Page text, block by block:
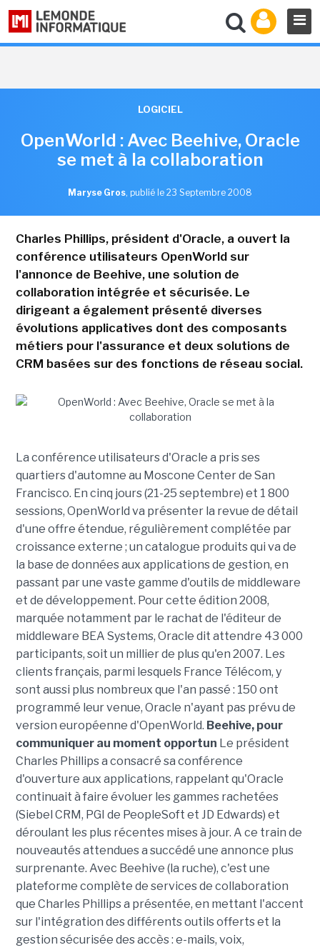
LOGICIEL
OpenWorld : Avec Beehive, Oracle
se met à la collaboration
Maryse Gros, publié le 23 Septembre 2008
Charles Phillips, président d'Oracle, a ouvert la
conférence utilisateurs OpenWorld sur
l'annonce de Beehive, une solution de
collaboration intégrée et sécurisée. Le
dirigeant a également présenté diverses
évolutions applicatives dont des composants
métiers pour l'assurance et deux solutions de
CRM basées sur des fonctions de réseau social.
La conférence utilisateurs d'Oracle a pris ses
quartiers d'automne au Moscone Center de San
Francisco. En cinq jours (21-25 septembre) et 1 800
sessions, OpenWorld va présenter la revue de détail
d'une offre étendue, régulièrement complétée par
croissance externe ; un catalogue produits qui va de
la base de données aux applications de gestion, en
passant par une vaste gamme d'outils de middleware
et de développement. Pour cette édition 2008,
marquée notamment par le rachat de l'éditeur de
middleware BEA Systems, Oracle dit attendre 43 000
participants, soit un millier de plus qu'en 2007. Les
clients français, parmi lesquels France Télécom, y
sont aussi plus nombreux que l'an passé : 150 ont
programmé leur venue, Oracle n'ayant pas prévu de
version européenne d'OpenWorld. Beehive, pour
communiquer au moment opportun Le président
Charles Phillips a consacré sa conférence
d'ouverture aux applications, rappelant qu'Oracle
continuait à faire évoluer les gammes rachetées
(Siebel CRM, PGI de PeopleSoft et JD Edwards) et
déroulant les plus récentes mises à jour. A ce train de
nouveautés attendues a succédé une annonce plus
surprenante. Avec Beehive (la ruche), c'est une
plateforme complète de services de collaboration
que Charles Phillips a présentée, en mettant l'accent
sur l'intégration des différents outils offerts et la
gestion sécurisée des accès : e-mails, voix,